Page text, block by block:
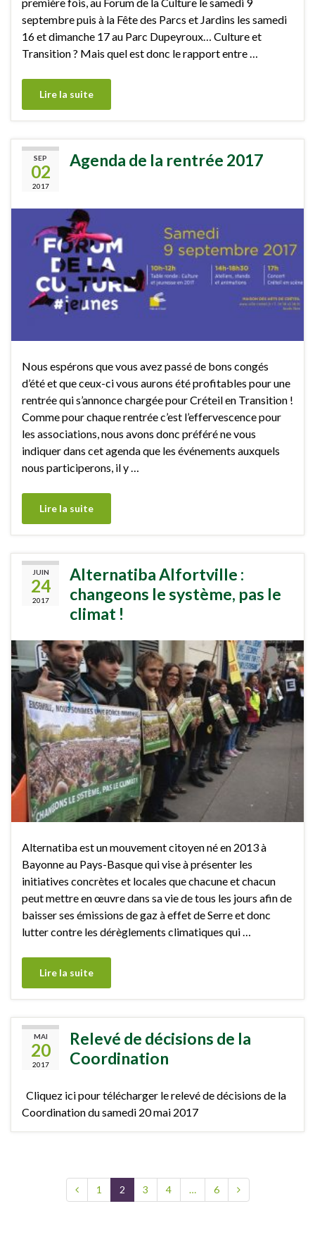
septembre puis à la Fête des Parcs et Jardins les samedi
16 et dimanche 17 au Parc Dupeyroux… Culture et
Transition ? Mais quel est donc le rapport entre …
Lire la suite
SEP
02
2017
Agenda de la rentrée 2017
Nous espérons que vous avez passé de bons congés
d’été et que ceux-ci vous aurons été profitables pour une
rentrée qui s’annonce chargée pour Créteil en Transition !
Comme pour chaque rentrée c’est l’effervescence pour
les associations, nous avons donc préféré ne vous
indiquer dans cet agenda que les événements auxquels
nous participerons, il y …
Lire la suite
JUIN
24
2017
Alternatiba Alfortville :
changeons le système, pas le
climat !
Alternatiba est un mouvement citoyen né en 2013 à
Bayonne au Pays-Basque qui vise à présenter les
initiatives concrètes et locales que chacune et chacun
peut mettre en œuvre dans sa vie de tous les jours afin de
baisser ses émissions de gaz à effet de Serre et donc
lutter contre les dérèglements climatiques qui …
Lire la suite
MAI
20
2017
Relevé de décisions de la
Coordination
Cliquez ici pour télécharger le relevé de décisions de la
Coordination du samedi 20 mai 2017
1 2 3 4 … 6